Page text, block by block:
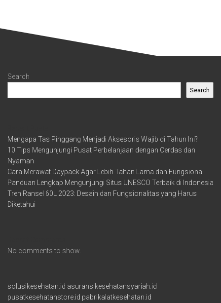
Search
Search
Mengapa Tas Pinggang Menjadi Aksesoris Wajib di Tahun Ini?
10 Tips Mengunjungi Pusat Perbelanjaan dengan Cerdas dan
Nyaman
Cara Merawat Daypack Agar Lebih Tahan Lama dan Fungsional
Panduan Lengkap Mengunjungi Situs UNESCO Terbaik di Indonesia
Tren Ransel 60L 2023: Desain dan Fungsionalitas yang Harus
Diketahui
No comments to show.
solusikesehatan.id asuransikesehatansyariah.id
pusatkesehatanstore.id pabrikalatkesehatan.id